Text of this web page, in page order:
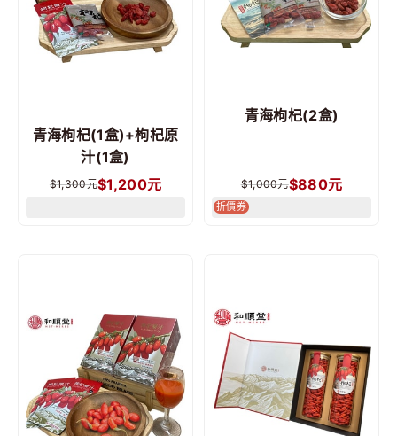
青海枸杞(1盒)+枸杞原
汁(1盒)
$1,300元$1,200元
青海枸杞(2盒)
$1,000元$880元
折價券